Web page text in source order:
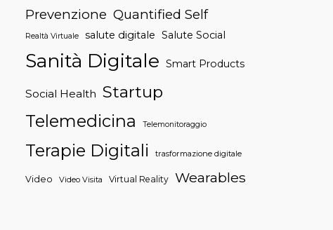
Prevenzione Quantified Self
Realtà Virtuale salute digitale Salute Social
Sanità Digitale Smart Products
Social Health Startup
Telemedicina Telemonitoraggio
Terapie Digitali trasformazione digitale
Video Video Visita Virtual Reality Wearables